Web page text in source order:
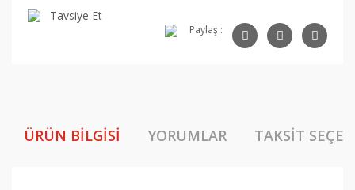
Tavsiye Et
Paylaş :
ÜRÜN BILGISI YORUMLAR TAKSIT